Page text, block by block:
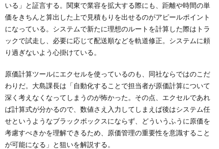
いる」と証言する。関東で業容を拡大する際にも、距離や時間の単
価をきちんと算出した上で見積もりを出せるのがアピールポイント
になっている。システムで新たに理想のルートを計算した際はトラ
ックで試走し、必要に応じて配送順などを軌道修正。システムに頼
り過ぎないよう心掛けている。
原価計算ツールにエクセルを使っているのも、同社ならではのこだ
わりだ。大島課長は「自動化することで担当者が原価計算について
深く考えなくなってしまうのが怖かった。その点、エクセルであれ
ば計算式が分かるので、数値さえ入力してしまえば後はシステム任
せというようなブラックボックスにならず、どういうふうに原価を
考慮すべきかを理解できるため、原価管理の重要性を意識すること
が可能になる」と狙いを解説する。